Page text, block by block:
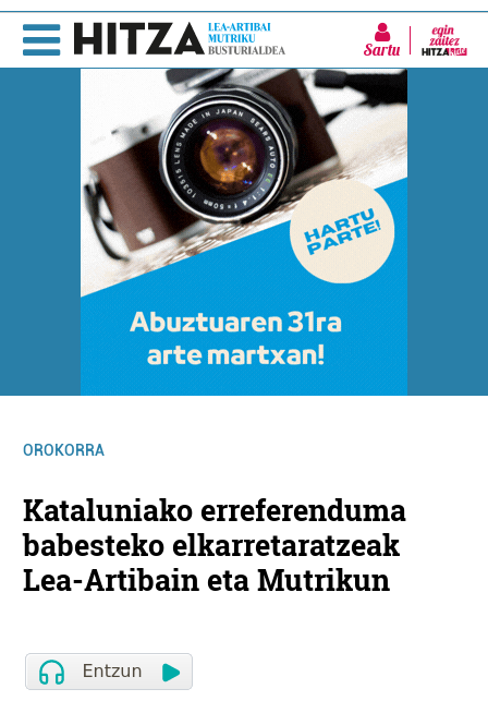
Sartu
OROKORRA
Kataluniako erreferenduma
babesteko elkarretaratzeak
Lea-Artibain eta Mutrikun